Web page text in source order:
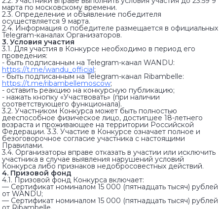
марта по московскому времени.
2.3. Определение и объявление победителя
осуществляется 9 марта.
2.4. Информация о победителе размещается в официальных
Telegram-каналах Организаторов.
3. Условия участия
3.1. Для участия в Конкурсе необходимо в период его
проведения:
- быть подписанным на Telegram-канал WANDU:
https://t.me/wandu_official;
- быть подписанным на Telegram-канал Ribambelle:
https://t.me/ribambellemoscow;
- оставить реакцию на конкурсную публикацию;
- нажать кнопку «Участвовать» (при наличии
соответствующего функционала).
3.2. Участником Конкурса может быть полностью
дееспособное физическое лицо, достигшее 18-летнего
возраста и проживающее на территории Российской
Федерации. 3.3. Участие в Конкурсе означает полное и
безоговорочное согласие участника с настоящими
Правилами.
3.4. Организаторы вправе отказать в участии или исключить
участника в случае выявления нарушений условий
Конкурса либо признаков недобросовестных действий.
4. Призовой фонд
4.1. Призовой фонд Конкурса включает:
— Сертификат номиналом 15 000 (пятнадцать тысяч) рублей
от WANDU;
— Сертификат номиналом 15 000 (пятнадцать тысяч) рублей